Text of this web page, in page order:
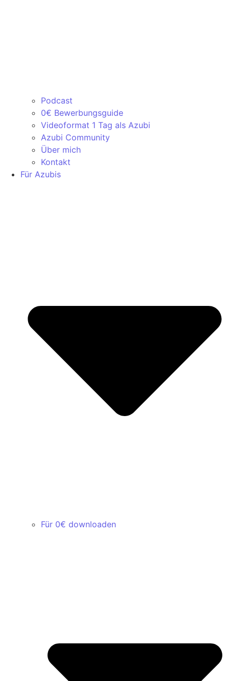
Podcast
0€ Bewerbungsguide
Videoformat 1 Tag als Azubi
Azubi Community
Über mich
Kontakt
Für Azubis
Für 0€ downloaden